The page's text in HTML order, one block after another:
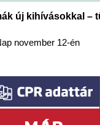
új kihívásokkal –
november 12-én